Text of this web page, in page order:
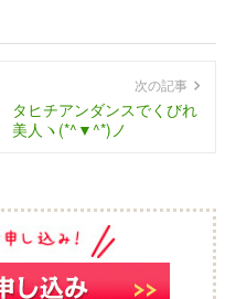
次の記事
タヒチアンダンスでくびれ
美人ヽ(*^▼^*)ノ